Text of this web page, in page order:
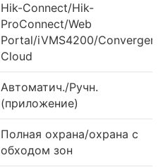
Hik-Connect/Hik-
ProConnect/Web
Portal/iVMS4200/
Cloud
Автоматич./Ручн.
(приложение)
Полная охрана/охрана с
обходом зон